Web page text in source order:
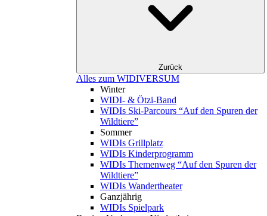
Zurück
Alles zum WIDIVERSUM
Winter
WIDI- & Ötzi-Band
WIDIs Ski-Parcours “Auf den Spuren der
Wildtiere”
Sommer
WIDIs Grillplatz
WIDIs Kinderprogramm
WIDIs Themenweg “Auf den Spuren der
Wildtiere”
WIDIs Wandertheater
Ganzjährig
WIDIs Spielpark